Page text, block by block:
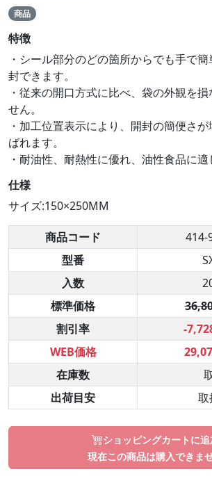
商品
特徴
・シール部分のどの箇所からでも手で
封できます。
・従来の開口方式に比べ、袋の外観を
せん。
・加工位置表示により、開封の簡便さ
ばれます。
・耐油性、耐熱性に優れ、油性食品に適
仕様
サイズ:150×250MM
商品コード
414-
型番
入数
標準価格
割引率 -
WEB価格
在庫数
出荷目安
取
ショッピングカートに追
現在この商品は購入できま